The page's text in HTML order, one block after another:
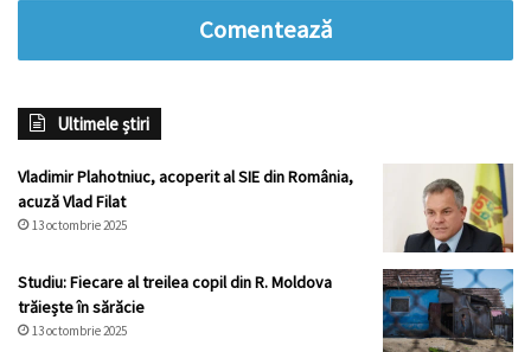
Comentează
Ultimele știri
Vladimir Plahotniuc, acoperit al SIE din România,
acuză Vlad Filat
13 octombrie 2025
Studiu: Fiecare al treilea copil din R. Moldova
trăiește în sărăcie
13 octombrie 2025